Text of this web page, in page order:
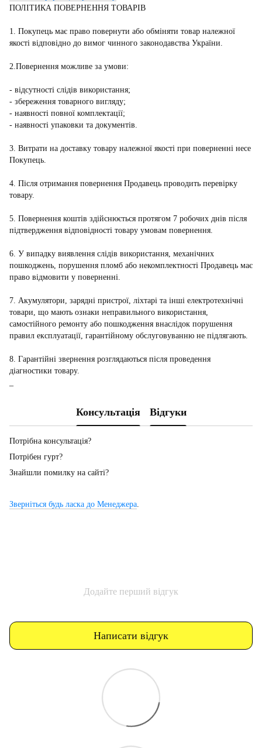
ПОЛІТИКА ПОВЕРНЕННЯ ТОВАРІВ
1. Покупець має право повернути або обміняти товар належної
якості відповідно до вимог чинного законодавства України.
2.Повернення можливе за умови:
- відсутності слідів використання;
- збереження товарного вигляду;
- наявності повної комплектації;
- наявності упаковки та документів.
3. Витрати на доставку товару належної якості при поверненні несе
Покупець.
4. Після отримання повернення Продавець проводить перевірку
товару.
5. Повернення коштів здійснюється протягом 7 робочих днів після
підтвердження відповідності товару умовам повернення.
6. У випадку виявлення слідів використання, механічних
пошкоджень, порушення пломб або некомплектності Продавець має
право відмовити у поверненні.
7. Акумулятори, зарядні пристрої, ліхтарі та інші електротехнічні
товари, що мають ознаки неправильного використання,
самостійного ремонту або пошкодження внаслідок порушення
правил експлуатації, гарантійному обслуговуванню не підлягають.
8. Гарантійні звернення розглядаються після проведення
діагностики товару.
Консультація Відгуки
Потрібна консультація?
Потрібен гурт?
Знайшли помилку на сайті?
Зверніться будь ласка до Менеджера.
Додайте перший відгук
Написати відгук